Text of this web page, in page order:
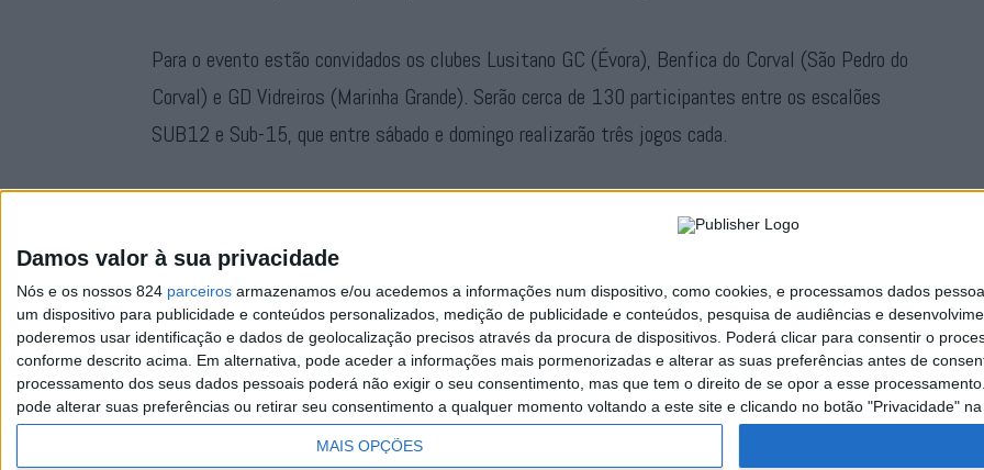
Damos valor à sua privacidade
Nós e os nossos 824 parceiros armazenamos e/ou acedemos a informações num dispositivo, como cookies, e processamos dados
um dispositivo para publicidade e conteúdos personalizados, medição de publicidade e conteúdos, pesquisa de audiências e
poderemos usar identificação e dados de geolocalização precisos através da procura de dispositivos. Poderá clicar para consentir o
conforme descrito acima. Em alternativa, pode aceder a informações mais pormenorizadas e alterar as suas preferências antes de
processamento dos seus dados pessoais poderá não exigir o seu consentimento, mas que tem o direito de se opor a esse
pode alterar suas preferências ou retirar seu consentimento a qualquer momento voltando a este site e clicando no botão "Privacidade"
MAIS OPÇÕES
Para o evento estão convidados os clubes Lusitano GC (Évora), Benfica do Corval (São Pedro do
Corval) e GD Vidreiros (Marinha Grande). Serão cerca de 130 participantes entre os escalões
SUB12 e Sub-15, que entre sábado e domingo realizarão três jogos cada.
campos.
Publicidade
RSS X